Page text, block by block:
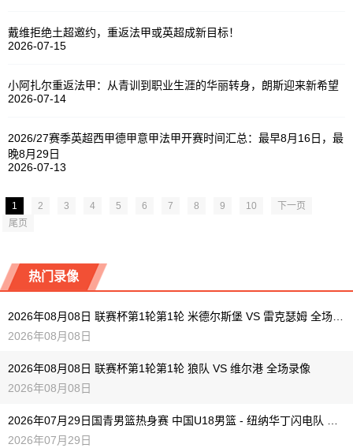
戴维拒绝土超邀约，重返法甲或英超成新目标！
2026-07-15
小阿扎尔重返法甲：从青训到职业生涯的华丽转身，朗斯迎来新希望
2026-07-14
2026/27赛季英超西甲德甲意甲法甲开赛时间汇总：最早8月16日，最
晚8月29日
2026-07-13
1 2 3 4 5 6 7 8 9 10
下一页
尾页
热门录像
2026年08月08日
2026年08月08日 联赛杯第1轮第1轮 狼队 VS 维尔港 全场录像
2026年08月08日
2026年07月29日